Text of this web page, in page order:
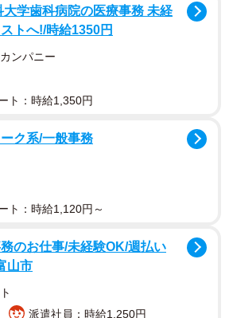
が書いた台詞を言うこと。でも他人
からないし、ましてや（『ゴドーを
）ベケットは外国人。わかりません
て、言えないですよ。僕なんか今で
をやってても、ああやっぱり台詞っ
とに気づくだけ。台詞って難しいも
大学歯科病院の医療事務 未経
トへ!/時給1350円
ンパニー
ト：時給1,350円
ク系/一般事務
ト：時給1,120円～
のお仕事/未経験OK/週払い
山市
派遣社員：時給1,250円